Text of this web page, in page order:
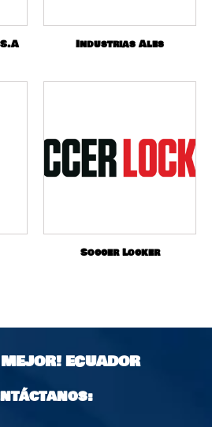
Industrias Ales
Soccer Locker
ECUADOR